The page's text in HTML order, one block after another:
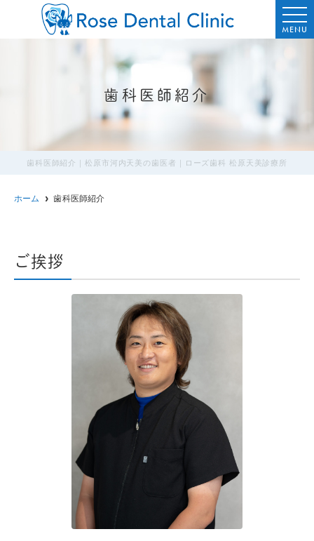
MENU
歯科医師紹介
歯科医師紹介｜松原市河内天美の歯医者｜ローズ歯科 松原天美診療所
ホーム 歯科医師紹介
ご挨拶